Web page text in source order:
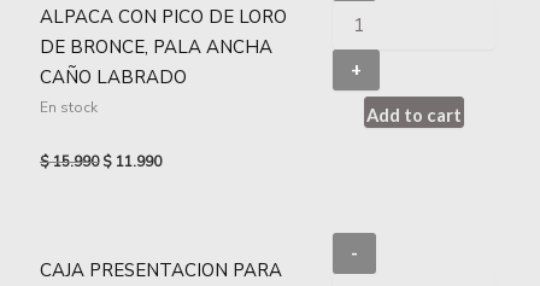
ALPACA CON PICO DE LORO
DE BRONCE, PALA ANCHA
CAÑO LABRADO
En stock
$15.990 $ 11.990
+
Add to cart
CAJA PRESENTACION PARA
-